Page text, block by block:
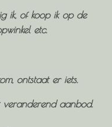
ik, of koop ik op de
etc.
ontstaat er iets.
aanbod.